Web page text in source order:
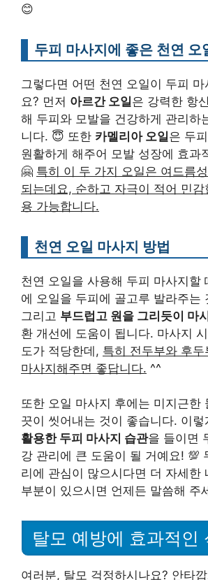
😊
두피 마사지에 좋은 천연 오
그렇다면 어떤 천연 오일이 두피
요? 먼저 아르간 오일은 강력한 항
해 두피와 모발을 건강하게 관리하
니다. 😇 또한 카멜리아 오일은 두
원활하게 해주어 모발 성장에 효과
🤗 특히 이 두 가지 오일은 여드름
되는데요, 순하고 자극이 적어 민
용 가능합니다.
천연 오일 마사지 방법
천연 오일을 사용해 두피 마사지할
에 오일을 두피에 골고루 발라주는
그리고 부드럽고 원을 그리듯이 마
환 개선에 도움이 됩니다. 마사지
도가 적당한데, 특히 전두부와 후두
마사지해주면 좋답니다. ^^
또한 오일 마사지 후에는 미지근한
끗이 씻어내는 것이 좋습니다. 이렇
활용한 두피 마사지 습관을 들이면
강 관리에 큰 도움이 될 거예요! 💯
리에 관심이 많으시다면 더 자세한
부분이 있으시면 언제든 말씀해 주
탈모 예방에 효과적인
여러분, 탈모 걱정하시나요? 안타